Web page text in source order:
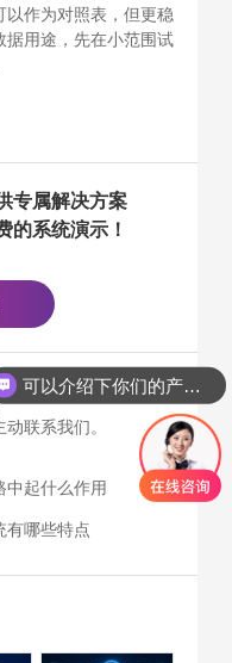
作为对照表，但更稳
据用途，先在小范围试
专属解决方案
的系统演示！
www.kelicloud.cn），
联系我们。
中起什么作用
有哪些特点
你们是怎么收费的呢